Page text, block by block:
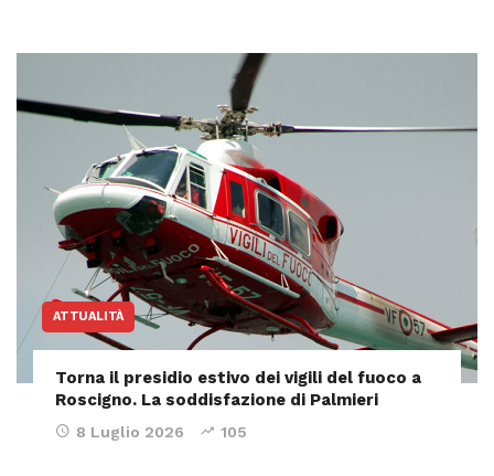
ATTUALITÀ
Torna il presidio estivo dei vigili del fuoco a
Roscigno. La soddisfazione di Palmieri
8 Luglio 2026 105